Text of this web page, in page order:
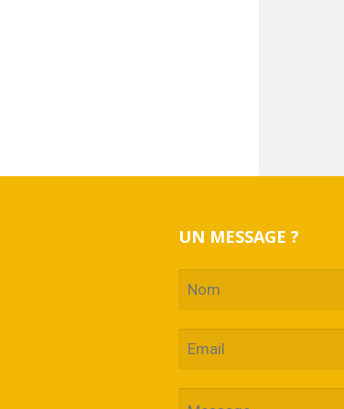
UN MESSAGE ?